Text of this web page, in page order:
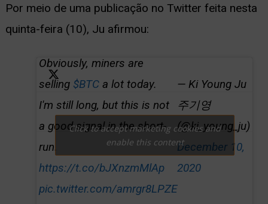
Por meio de uma publicação no Twitter feita nesta
quinta-feira (10), Ju afirmou:
Obviously, miners are
selling $BTC a lot today.
I'm still long, but this is not
a good signal in the short-
run.
https://t.co/bJXnzmMlAp
pic.twitter.com/amrgr8LPZE
— Ki Young Ju
주기영
(@ki_young_ju)
December 10,
2020
Click to accept marketing cookies and
enable this content